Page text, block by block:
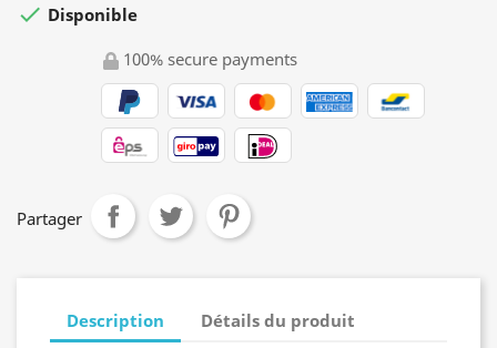
 Disponible
100% secure payments
Partager
Description Détails du produit